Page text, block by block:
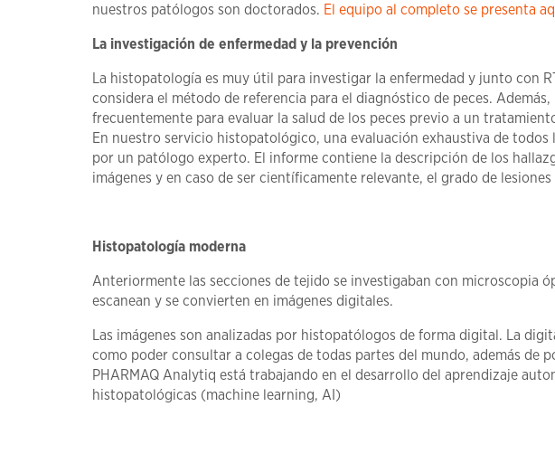
nuestros patólogos son doctorados. El equipo al completo se presenta
La investigación de enfermedad y la prevención
La histopatología es muy útil para investigar la enfermedad y junto con
considera el método de referencia para el diagnóstico de peces.
frecuentemente para evaluar la salud de los peces previo a un
En nuestro servicio histopatológico, una evaluación exhaustiva de todos
por un patólogo experto. El informe contiene la descripción de los
imágenes y en caso de ser científicamente relevante, el grado de
Histopatología moderna
Anteriormente las secciones de tejido se investigaban con microscopia
escanean y se convierten en imágenes digitales.
Las imágenes son analizadas por histopatólogos de forma digital. La
como poder consultar a colegas de todas partes del mundo, además de
PHARMAQ Analytiq está trabajando en el desarrollo del aprendizaje
histopatológicas (machine learning, AI)